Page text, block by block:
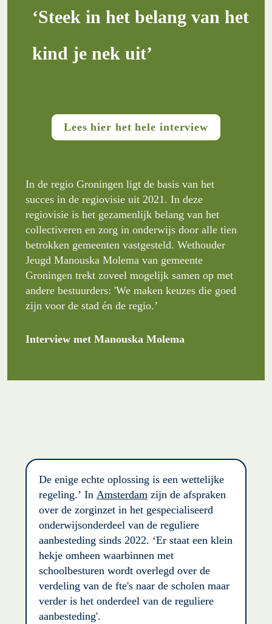
‘Steek in het belang van het
kind je nek uit’
Lees hier het hele interview
In de regio Groningen ligt de basis van het
succes in de regiovisie uit 2021. In deze
regiovisie is het gezamenlijk belang van het
collectiveren en zorg in onderwijs door alle tien
betrokken gemeenten vastgesteld. Wethouder
Jeugd Manouska Molema van gemeente
Groningen trekt zoveel mogelijk samen op met
andere bestuurders: 'We maken keuzes die goed
zijn voor de stad én de regio.’
Interview met Manouska Molema
De enige echte oplossing is een wettelijke
regeling.’ In Amsterdam zijn de afspraken
over de zorginzet in het gespecialiseerd
onderwijsonderdeel van de reguliere
aanbesteding sinds 2022. ‘Er staat een klein
hekje omheen waarbinnen met
schoolbesturen wordt overlegd over de
verdeling van de fte's naar de scholen maar
verder is het onderdeel van de reguliere